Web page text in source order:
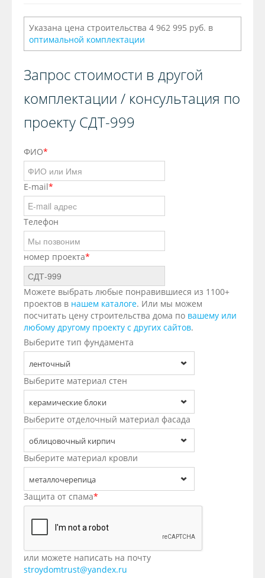
Указана цена строительства 4 962 995 руб. в
оптимальной комплектации
Запрос стоимости в другой
комплектации / консультация по
проекту СДТ-999
ФИО*
E-mail*
Телефон
номер проекта*
Можете выбрать любые понравившиеся из 1100+
проектов в нашем каталоге. Или мы можем
посчитать цену строительства дома по вашему или
любому другому проекту с других сайтов.
Выберите тип фундамента
ленточный
Выберите материал стен
керамические блоки
Выберите отделочный материал фасада
облицовочный кирпич
Выберите материал кровли
металлочерепица
Защита от спама*
или можете написать на почту
stroydomtrust@yandex.ru